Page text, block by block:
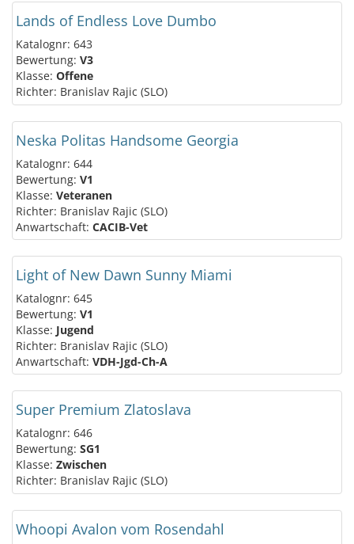
Lands of Endless Love Dumbo
Katalognr: 643
Bewertung: V3
Klasse: Offene
Richter: Branislav Rajic (SLO)
Neska Politas Handsome Georgia
Katalognr: 644
Bewertung: V1
Klasse: Veteranen
Richter: Branislav Rajic (SLO)
Anwartschaft: CACIB-Vet
Light of New Dawn Sunny Miami
Katalognr: 645
Bewertung: V1
Klasse: Jugend
Richter: Branislav Rajic (SLO)
Anwartschaft: VDH-Jgd-Ch-A
Super Premium Zlatoslava
Katalognr: 646
Bewertung: SG1
Klasse: Zwischen
Richter: Branislav Rajic (SLO)
Whoopi Avalon vom Rosendahl